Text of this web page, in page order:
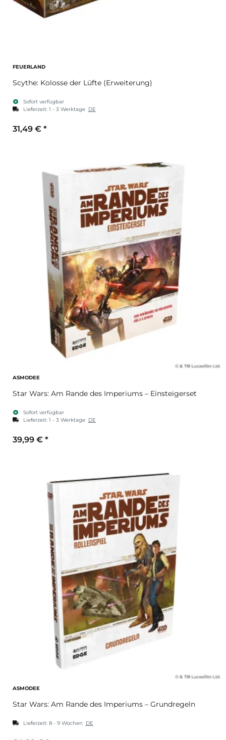
FEUERLAND
Scythe: Kolosse der Lüfte (Erweiterung)
Sofort verfügbar
Lieferzeit: 1 - 3 Werktage DE
31,49 € *
ASMODEE
Star Wars: Am Rande des Imperiums – Einsteigerset
Sofort verfügbar
Lieferzeit: 1 - 3 Werktage DE
39,99 € *
ASMODEE
Star Wars: Am Rande des Imperiums – Grundregeln
Lieferzeit: 8 - 9 Wochen DE